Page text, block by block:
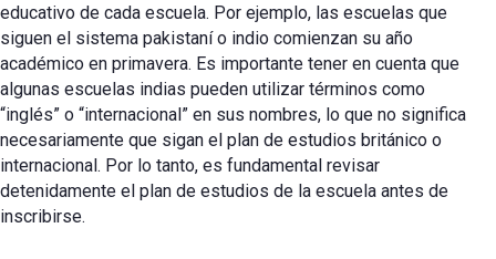
educativo de cada escuela. Por ejemplo, las escuelas que
siguen el sistema pakistaní o indio comienzan su año
académico en primavera. Es importante tener en cuenta que
algunas escuelas indias pueden utilizar términos como
“inglés” o “internacional” en sus nombres, lo que no significa
necesariamente que sigan el plan de estudios británico o
internacional. Por lo tanto, es fundamental revisar
detenidamente el plan de estudios de la escuela antes de
inscribirse.